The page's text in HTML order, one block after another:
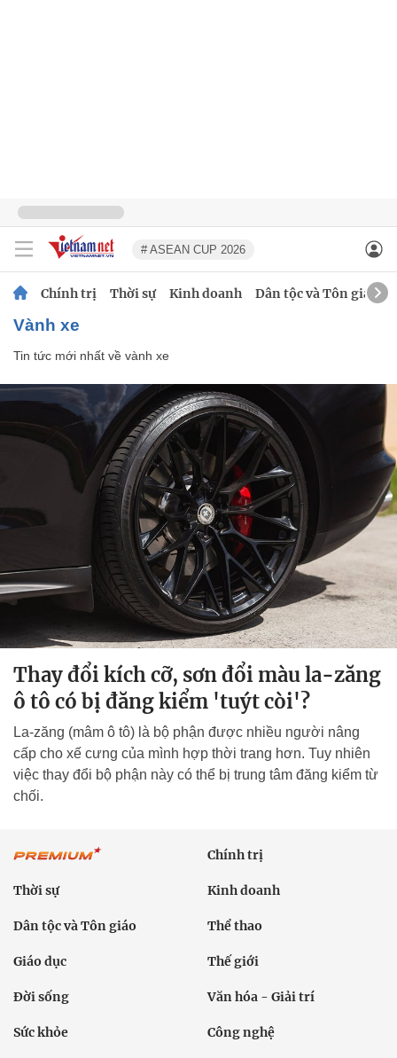
# ASEAN CUP 2026
Chính trị Thời sự Kinh doanh Dân tộc và Tôn giáo
vành xe
Tin tức mới nhất về vành xe
Thay đổi kích cỡ, sơn đổi màu la-zăng
ô tô có bị đăng kiểm 'tuýt còi'?
La-zăng (mâm ô tô) là bộ phận được nhiều người nâng
cấp cho xế cưng của mình hợp thời trang hơn. Tuy nhiên
việc thay đổi bộ phận này có thể bị trung tâm đăng kiểm từ
chối.
Chính trị
Thời sự Kinh doanh
Dân tộc và Tôn giáo Thể thao
Giáo dục Thế giới
Đời sống Văn hóa - Giải trí
Sức khỏe Công nghệ